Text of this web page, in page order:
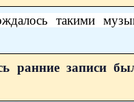
такими
ранние записи